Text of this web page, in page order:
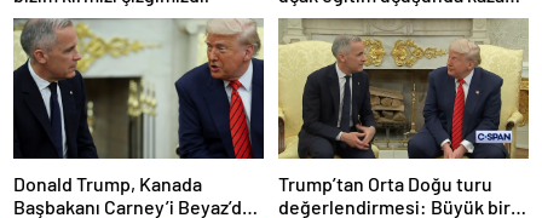
yaptı
Donald Trump, Kanada
Başbakanı Carney’i Beyaz’da
Trump’tan Orta Doğu turu
değerlendirmesi: Büyük bir